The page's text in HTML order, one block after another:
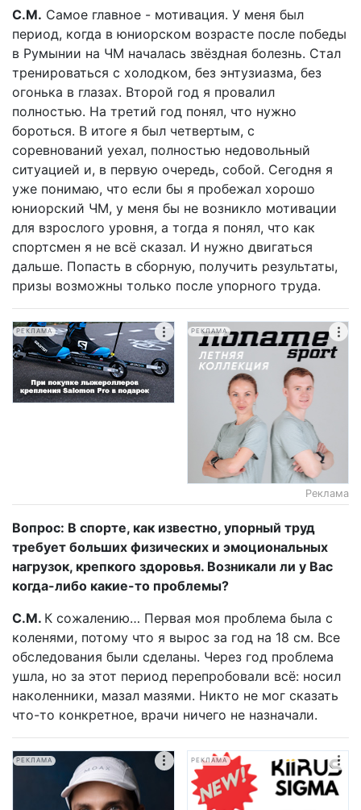
С.М. Самое главное - мотивация. У меня был
период, когда в юниорском возрасте после победы
в Румынии на ЧМ началась звёздная болезнь. Стал
тренироваться с холодком, без энтузиазма, без
огонька в глазах. Второй год я провалил
полностью. На третий год понял, что нужно
бороться. В итоге я был четвертым, с
соревнований уехал, полностью недовольный
ситуацией и, в первую очередь, собой. Сегодня я
уже понимаю, что если бы я пробежал хорошо
юниорский ЧМ, у меня бы не возникло мотивации
для взрослого уровня, а тогда я понял, что как
спортсмен я не всё сказал. И нужно двигаться
дальше. Попасть в сборную, получить результаты,
призы возможны только после упорного труда.
РЕКЛАМА РЕКЛАМА
Реклама
Вопрос: В спорте, как известно, упорный труд
требует больших физических и эмоциональных
нагрузок, крепкого здоровья. Возникали ли у Вас
когда-либо какие-то проблемы?
С.М. К сожалению… Первая моя проблема была с
коленями, потому что я вырос за год на 18 см. Все
обследования были сделаны. Через год проблема
ушла, но за этот период перепробовали всё: носил
наколенники, мазал мазями. Никто не мог сказать
что-то конкретное, врачи ничего не назначали.
РЕКЛАМА РЕКЛАМА